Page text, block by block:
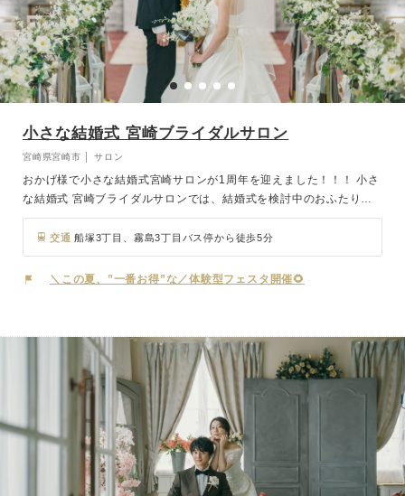
小さな結婚式 宮崎ブライダルサロン
宮崎県宮崎市 │ サロン
おかげ様で小さな結婚式宮崎サロンが1周年を迎えました！！！ 小さ
な結婚式 宮崎ブライダルサロンでは、結婚式を検討中のおふたりに
向けて、さまざまなスタイルをご提案しています。 ホテルやレスト
ランウェディング、神社式などの結婚式からフォトウェディングも相
談可能。 中でも、少人数結婚式や家族婚、アットホームな結婚式を
ご希望の方にはぴったりのプランをご用意。 「結婚式はしたいけ
交通 船塚3丁目、霧島3丁目バス停から徒歩5分
＼この夏、”一番お得”な／体験型フェスタ開催🌻